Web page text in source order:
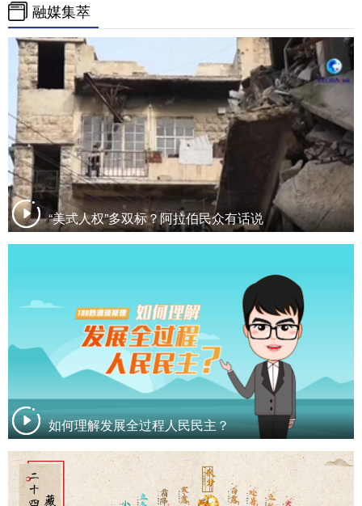
融媒集萃
“美式人权”多双标？阿拉伯民众有话说
如何理解发展全过程人民民主？